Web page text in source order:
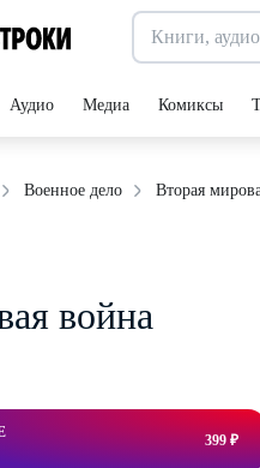
Аудио Медиа Комиксы
Военное дело Вторая
война
399 ₽